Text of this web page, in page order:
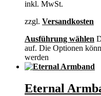
inkl. MwSt.
zzgl. Versandkosten
Ausführung wählen
auf. Die Optionen
werden
Eternal